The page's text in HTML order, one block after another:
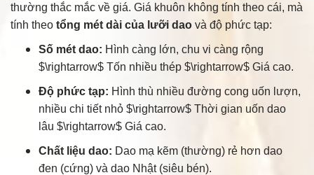
thường thắc mắc về giá. Giá khuôn không tính theo cái, mà
tính theo tổng mét dài của lưỡi dao và độ phức tạp:
Số mét dao: Hình càng lớn, chu vi càng rộng
$\rightarrow$ Tốn nhiều thép $\rightarrow$ Giá cao.
Độ phức tạp: Hình thù nhiều đường cong uốn lượn,
nhiều chi tiết nhỏ $\rightarrow$ Thời gian uốn dao
lâu $\rightarrow$ Giá cao.
Chất liệu dao: Dao mạ kẽm (thường) rẻ hơn dao
đen (cứng) và dao Nhật (siêu bén).